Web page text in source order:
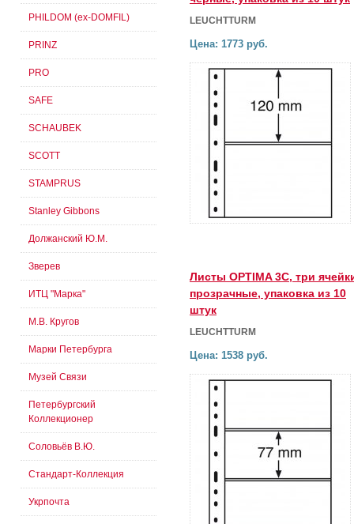
LEUCHTTURM
Цена: 1773 руб.
Листы OPTIMA 3С, три
прозрачные, упаковка из 10
штук
LEUCHTTURM
Цена: 1538 руб.
PHILDOM (ex-DOMFIL)
PRINZ
PRO
SAFE
SCHAUBEK
SCOTT
STAMPRUS
Stanley Gibbons
Должанский Ю.М.
Зверев
ИТЦ "Марка"
М.В. Кругов
Марки Петербурга
Музей Связи
Петербургский
Коллекционер
Соловьёв В.Ю.
Стандарт-Коллекция
Укрпочта